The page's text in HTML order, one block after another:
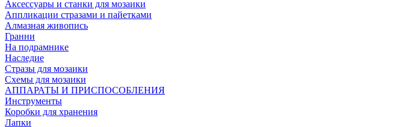
Аксессуары и станки для мозаики
Аппликации стразами и пайетками
Алмазная живопись
Гранни
На подрамнике
Наследие
Стразы для мозаики
Схемы для мозаики
АППАРАТЫ И ПРИСПОСОБЛЕНИЯ
Инструменты
Коробки для хранения
Лапки